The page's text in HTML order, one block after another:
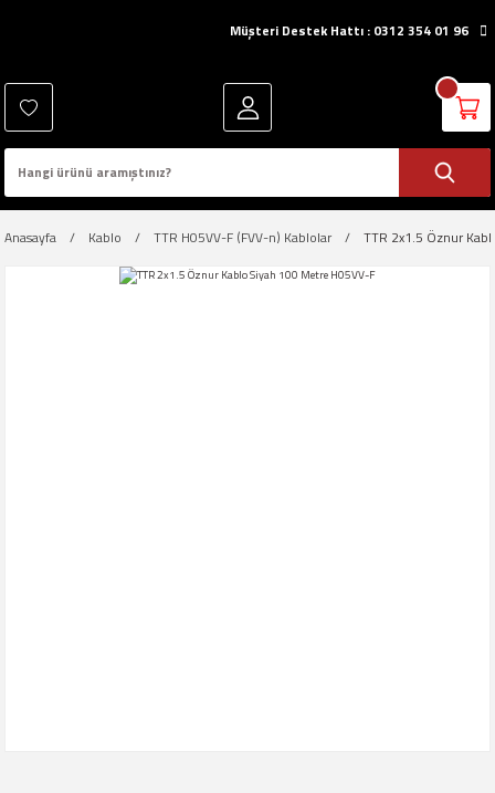
Müşteri Destek Hattı : 0312 354 01 96
Anasayfa Kablo TTR H05VV-F (FVV-n) Kablolar TTR 2x1.5 Öznur